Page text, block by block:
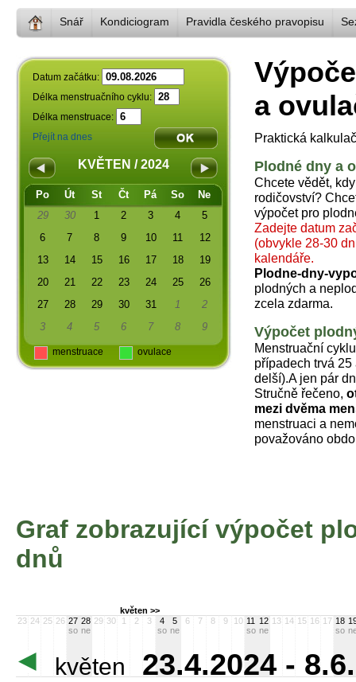
a
Praktická
Plodné dny a
Chcete vědět,
rodičovství?
výpočet pro
Zadejte datum
(obvykle 28-30
kalendáře.
Plodne-dny-
plodných a
zcela zdarma.
Výpočet
Menstruační
případech trvá
delší).A jen pár
Stručně řečeno,
mezi dvěma
menstruaci a
považováno
Datum začátku:
Délka menstruačního cyklu:
Délka menstruace:
Přejít na dnes
KVĚTEN / 2024
Po Út St Čt Pá So
Ne
29
30 1 2 3 4
5
6
7 8 9 10 11
12
13
14 15 16 17 18
19
20
21 22 23 24 25
26
27
28 29 30 31 1
2
3
4 5 6 7 8 9
menstruace ovulace
Graf zobrazující výpočet
dnů
květen >>
23 24 25 26 27
so
28
ne
29 30 1 2 3
4
so
5
ne
6 7 8 9 10 11
so
12
ne
13 14 15 16 17 18
so
květen 23.4.2024 -
Snář Kondiciogram Pravidla českého pravopisu